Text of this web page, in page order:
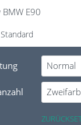
E90
Standard